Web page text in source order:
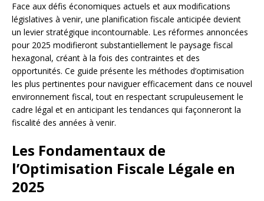
Face aux défis économiques actuels et aux modifications
législatives à venir, une planification fiscale anticipée devient
un levier stratégique incontournable. Les réformes annoncées
pour 2025 modifieront substantiellement le paysage fiscal
hexagonal, créant à la fois des contraintes et des
opportunités. Ce guide présente les méthodes d’optimisation
les plus pertinentes pour naviguer efficacement dans ce nouvel
environnement fiscal, tout en respectant scrupuleusement le
cadre légal et en anticipant les tendances qui façonneront la
fiscalité des années à venir.
Les Fondamentaux de
l’Optimisation Fiscale Légale en
2025